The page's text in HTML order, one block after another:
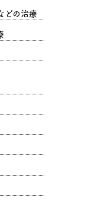
どの治療